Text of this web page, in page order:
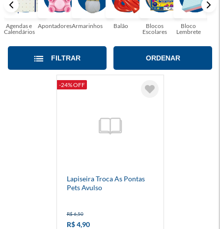
seus escritórios, temos tudo que você precisa!
Agendas e
Calendários
ApontadoresArmarinhos Balão
Blocos
Escolares
Bloco
Lembrete
FILTRAR ORDENAR
-24% OFF
Lapiseira Troca As Pontas
Pets Avulso
R$ 6,50
R$ 4,90